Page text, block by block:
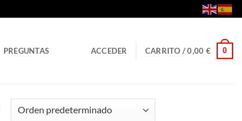
PREGUNTAS ACCEDER CARRITO /0,00 € 0